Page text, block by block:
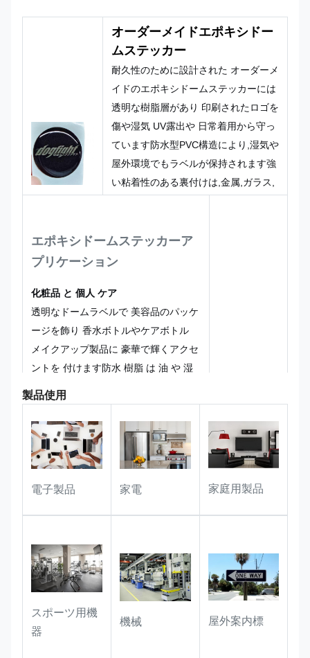
など
ダーメイド
オーダーメイドエポキシドー
ムステッカー
耐久性のために設計された オーダーメ
イドのエポキシドームステッカーには
透明な樹脂層があり 印刷されたロゴを
傷や湿気 UV露出や 日常着用から守っ
ています防水型PVC構造により,湿気や
屋外環境でもラベルが保持されます強
い粘着性のある裏付けは,金属,ガラス,
機器や屋外用品や 消費者向け製品に最
適です эстеティクスと耐久性が同じく
エポキシドームステッカーア
プリケーション
化粧品 と 個人 ケア
透明なドームラベルで 美容品のパッケ
ージを飾り 香水ボトルやケアボトル
メイクアップ製品に 豪華で輝くアクセ
ントを 付けます防水 樹脂 は 油 や 湿
気 から 守るブランドが日常使用を通
じて 完璧に保たれます
電子機器と家電
耐久性のあるエポキシドームステッカ
ーで デバイスや制御パネルを識別し
指紋や清掃剤や操作着用に 耐えるよう
ムは微妙なプレミアムタッチを追加し
ます.
プロモーション&プレゼント品
ロゴが鮮明に 浮かび上がるような オ
ーダーメイドの丸いドームステッカー
製品使用
電子製品 家電 家庭用製品
スポーツ用機
器
機械 屋外案内標